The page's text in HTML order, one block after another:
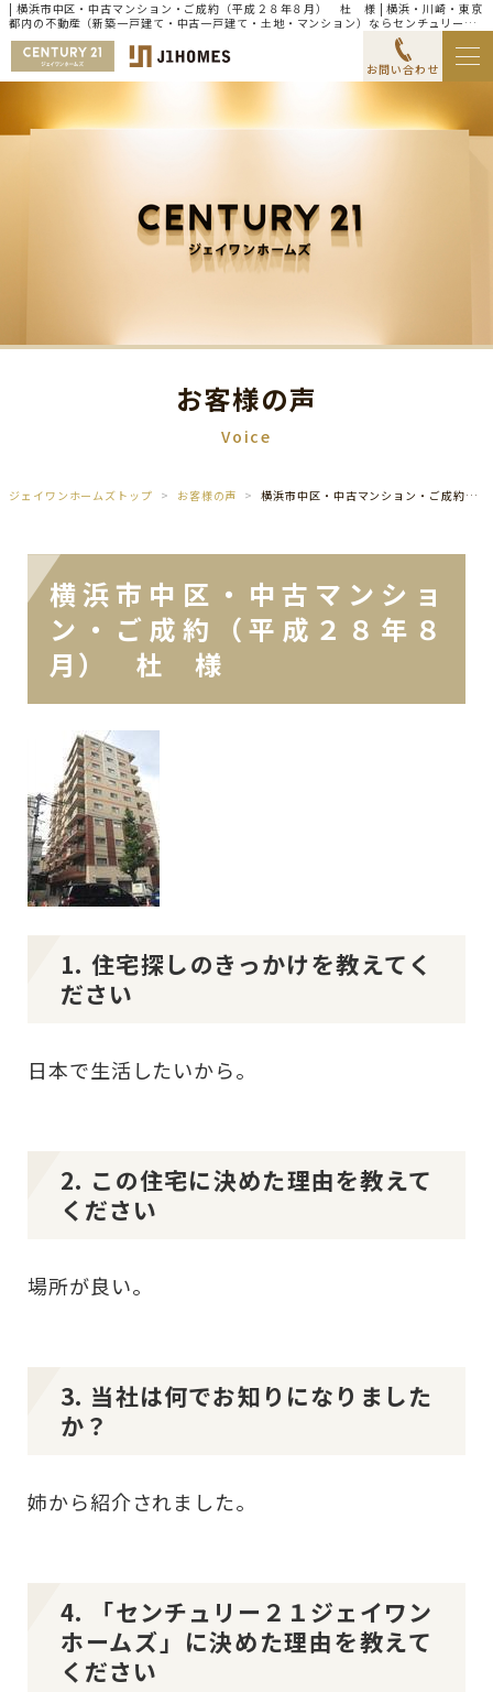
| 横浜市中区・中古マンション・ご成約（平成２８年８月） 杜 様 | 横浜・川崎・東京
都内の不動産（新築一戸建て・中古一戸建て・土地・マンション）ならセンチュリー21
ジェイワンホームズ
お問い合わせ
お客様の声
Voice
ジェイワンホームズトップ お客様の声 横浜市中区・中古マンション・ご成約（平成２８年８月） 杜 様
横浜市中区・中古マンショ
ン・ご成約（平成２８年８
月） 杜 様
1. 住宅探しのきっかけを教えてく
ださい
日本で生活したいから。
2. この住宅に決めた理由を教えて
ください
場所が良い。
3. 当社は何でお知りになりました
か？
姉から紹介されました。
4. 「センチュリー２１ジェイワン
ホームズ」に決めた理由を教えて
ください